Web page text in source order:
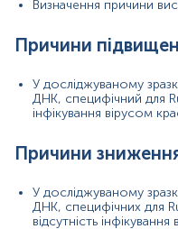
Визначення причини
Причини
У досліджуваному
ДНК, специфічний для
інфікування вірусом
Причини
У досліджуваному
ДНК, специфічних для
відсутність